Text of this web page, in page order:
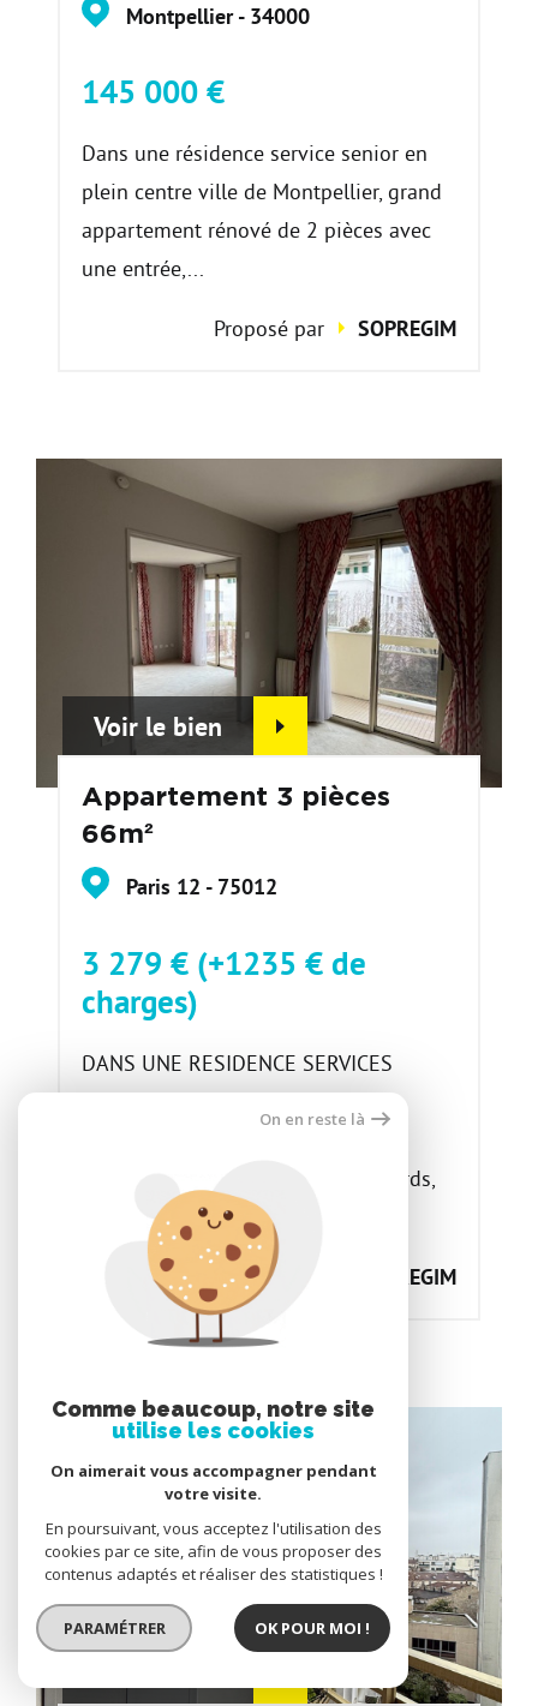
Montpellier - 34000
145 000 €
Dans une résidence service senior en
plein centre ville de Montpellier, grand
appartement rénové de 2 pièces avec
une entrée,...
Proposé par SOPREGIM
Voir le bien
Appartement 3 pièces
66m²
Paris 12 - 75012
3 279 € (+1235 € de
charges)
DANS UNE RESIDENCE SERVICES
SENIORS Nous vous proposons un
comprenant une entrée avec placards,
Proposé par SOPREGIM
On en reste là
Comme beaucoup, notre site
utilise les cookies
On aimerait vous accompagner pendant
votre visite.
En poursuivant, vous acceptez l'utilisation des
cookies par ce site, afin de vous proposer des
contenus adaptés et réaliser des statistiques !
PARAMÉTRER OK POUR MOI !